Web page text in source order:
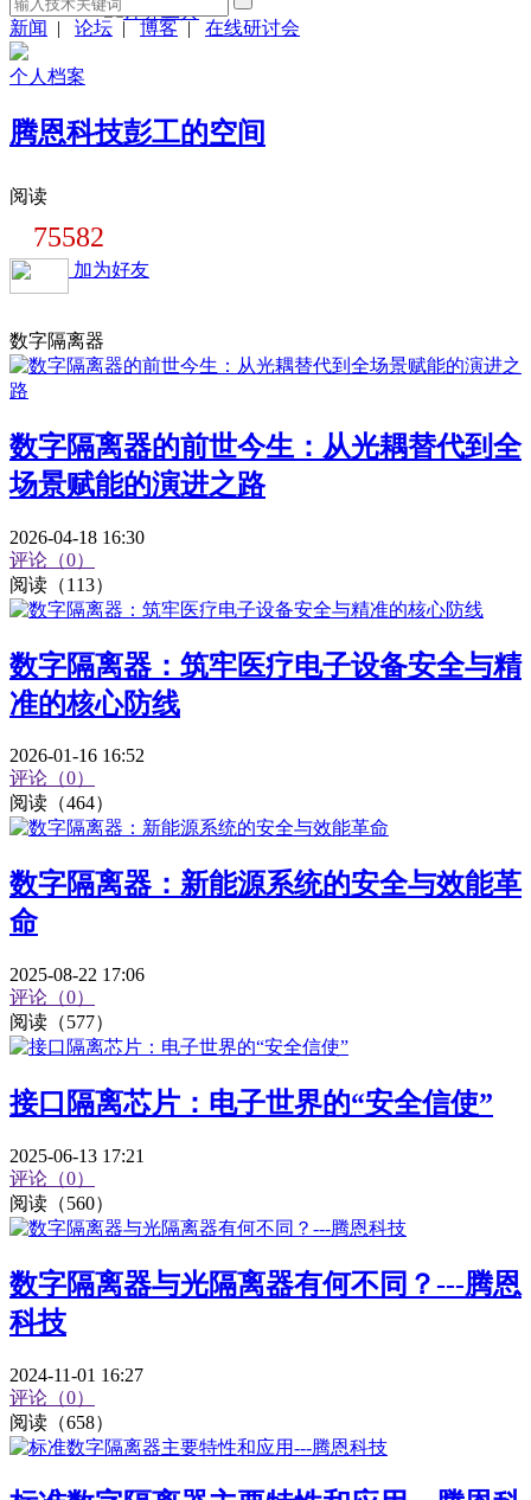
计算工具
新闻
| 论坛 | 博客 | 在线研讨会
个人档案
腾恩科技彭工的空间
阅读
75582
加为好友
数字隔离器
数字隔离器的前世今生：从光耦替代到全
场景赋能的演进之路
2026-04-18 16:30
评论（0）
阅读（113）
数字隔离器：筑牢医疗电子设备安全与精
准的核心防线
2026-01-16 16:52
评论（0）
阅读（464）
数字隔离器：新能源系统的安全与效能革
命
2025-08-22 17:06
评论（0）
阅读（577）
接口隔离芯片：电子世界的“安全信使”
2025-06-13 17:21
评论（0）
阅读（560）
数字隔离器与光隔离器有何不同？---腾恩
科技
2024-11-01 16:27
评论（0）
阅读（658）